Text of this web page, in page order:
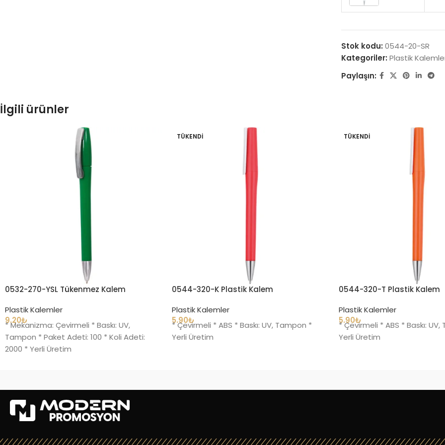
Stok kodu: 0544-20-SR
Kategoriler: Plastik
Paylaşın:
İlgili ürünler
0532-270-YSL Tükenmez Kalem
Plastik Kalemler
9.20₺
* Mekanizma: Çevirmeli * Baskı: UV,
Tampon * Paket Adeti: 100 * Koli Adeti:
2000 * Yerli Üretim
TÜKENDI
0544-320-K Plastik Kalem
Plastik Kalemler
5.90₺
* Çevirmeli * ABS * Baskı: UV, Tampon *
Yerli Üretim
TÜKENDI
0544-320-T Plastik Kalem
Plastik Kalemler
5.90₺
* Çevirmeli * ABS * Baskı:
Yerli Üretim